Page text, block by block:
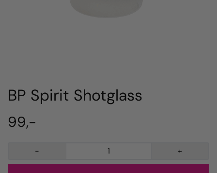
BP Spirit Shotglass
99,-
- +